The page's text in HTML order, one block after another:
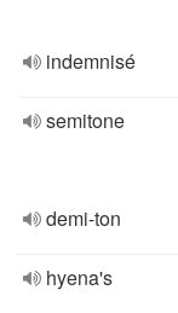
indemnisé
semitone
demi-ton
hyena's